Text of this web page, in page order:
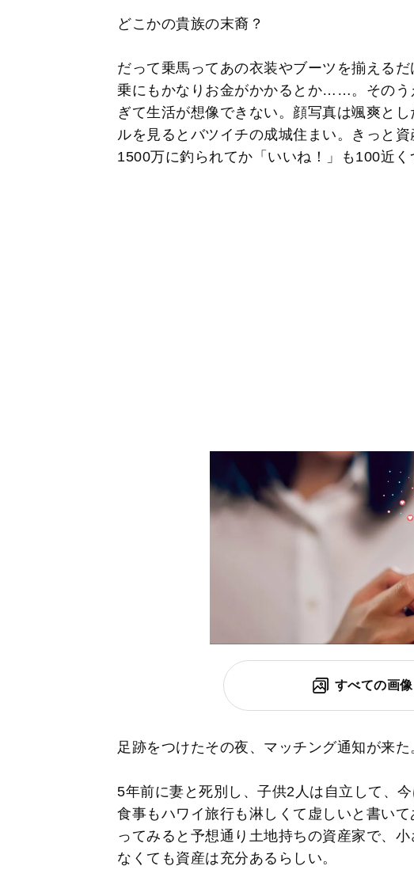
どこかの貴族の末裔？
だって乗馬ってあの衣装やブーツを揃える
乗にもかなりお金がかかるとか……。そのう
ぎて生活が想像できない。顔写真は颯爽と
ルを見るとバツイチの成城住まい。きっと
1500万に釣られてか「いいね！」も100近く
すべての画
足跡をつけたその夜、マッチング通知が来た
5年前に妻と死別し、子供2人は自立して、
食事もハワイ旅行も淋しくて虚しいと書い
ってみると予想通り土地持ちの資産家で、
なくても資産は充分あるらしい。